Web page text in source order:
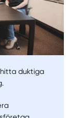
duktiga